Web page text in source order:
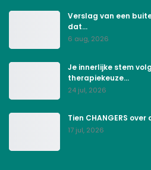
Verslag van een
dat…
6 aug, 2026
Je innerlijke stem
therapiekeuze…
24 jul, 2026
Tien CHANGERS
17 jul, 2026